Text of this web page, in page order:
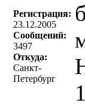
Регистрация:
23.12.2005
Сообщений:
3497
Откуда:
Санкт-
Петербург